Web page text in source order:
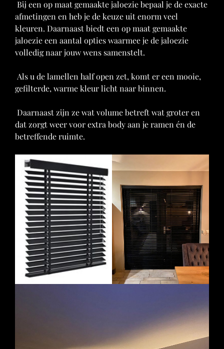
Bij een op maat gemaakte jaloezie bepaal je de exacte
afmetingen en heb je de keuze uit enorm veel
kleuren. Daarnaast biedt een op maat gemaakte
jaloezie een aantal opties waarmee je de jaloezie
volledig naar jouw wens samenstelt.
Als u de lamellen half open zet, komt er een mooie,
gefilterde, warme kleur licht naar binnen.
Daarnaast zijn ze wat volume betreft wat groter en
dat zorgt weer voor extra body aan je ramen én de
betreffende ruimte.